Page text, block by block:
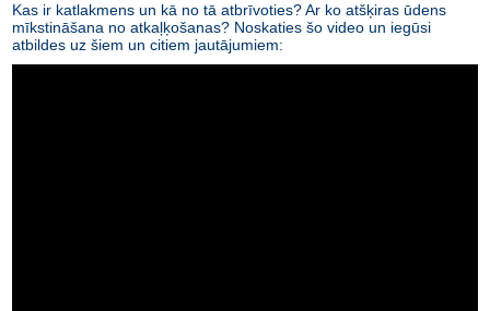
Kas ir katlakmens un kā no tā atbrīvoties? Ar ko atšķiras ūdens
mīkstināšana no atkaļķošanas? Noskaties šo video un iegūsi
atbildes uz šiem un citiem jautājumiem: